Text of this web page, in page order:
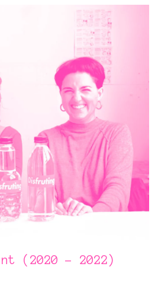
(2020 - 2022)